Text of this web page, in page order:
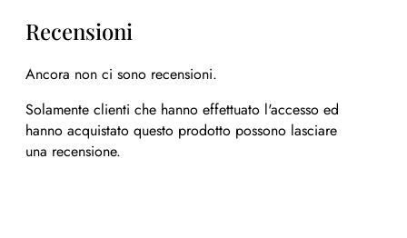
Recensioni
Ancora non ci sono recensioni.
Solamente clienti che hanno effettuato l'accesso ed
hanno acquistato questo prodotto possono lasciare
una recensione.